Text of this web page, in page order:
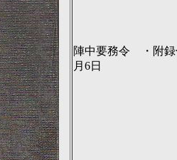
陣中要務令 ・附
月6日